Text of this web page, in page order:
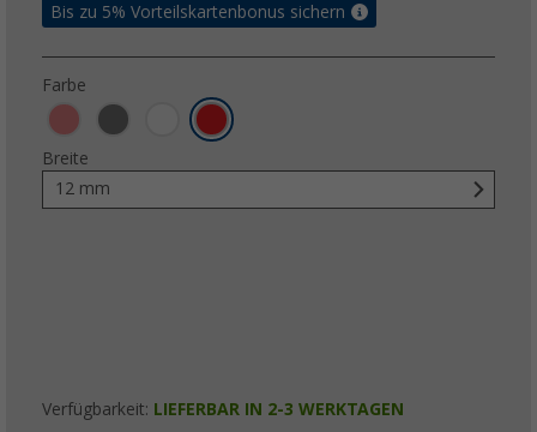
Bis zu 5% Vorteilskartenbonus sichern
Farbe
Breite
12 mm
Verfügbarkeit: LIEFERBAR IN 2-3 WERKTAGEN